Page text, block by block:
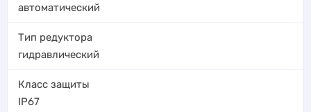
автоматический
Тип редуктора
гидравлический
Класс защиты
IP67